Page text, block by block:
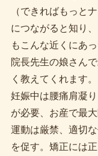
（できればもっと
につながると知り
もこんな近くにあ
院長先生の娘さん
く教えてくれます。
妊娠中は腰痛肩凝
が必要、お産で最
運動は厳禁、適切
を促す。矯正には